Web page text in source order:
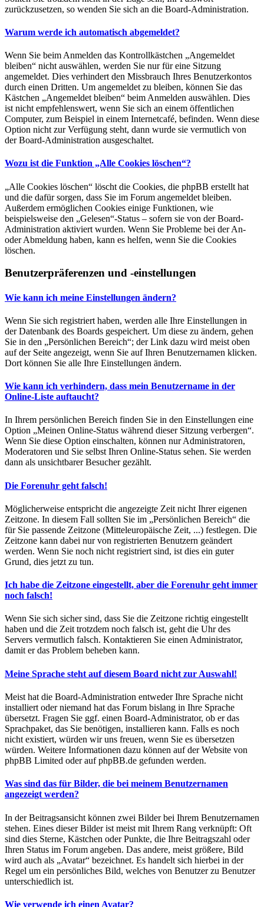
zurückzusetzen, so wenden Sie sich an die Board-Administration.
Warum werde ich automatisch abgemeldet?
Wenn Sie beim Anmelden das Kontrollkästchen „Angemeldet
bleiben“ nicht auswählen, werden Sie nur für eine Sitzung
angemeldet. Dies verhindert den Missbrauch Ihres Benutzerkontos
durch einen Dritten. Um angemeldet zu bleiben, können Sie das
Kästchen „Angemeldet bleiben“ beim Anmelden auswählen. Dies
ist nicht empfehlenswert, wenn Sie sich an einem öffentlichen
Computer, zum Beispiel in einem Internetcafé, befinden. Wenn diese
Option nicht zur Verfügung steht, dann wurde sie vermutlich von
der Board-Administration ausgeschaltet.
Wozu ist die Funktion „Alle Cookies löschen“?
„Alle Cookies löschen“ löscht die Cookies, die phpBB erstellt hat
und die dafür sorgen, dass Sie im Forum angemeldet bleiben.
Außerdem ermöglichen Cookies einige Funktionen, wie
beispielsweise den „Gelesen“-Status – sofern sie von der Board-
Administration aktiviert wurden. Wenn Sie Probleme bei der An-
oder Abmeldung haben, kann es helfen, wenn Sie die Cookies
löschen.
Benutzerpräferenzen und -einstellungen
Wie kann ich meine Einstellungen ändern?
Wenn Sie sich registriert haben, werden alle Ihre Einstellungen in
der Datenbank des Boards gespeichert. Um diese zu ändern, gehen
Sie in den „Persönlichen Bereich“; der Link dazu wird meist oben
auf der Seite angezeigt, wenn Sie auf Ihren Benutzernamen klicken.
Dort können Sie alle Ihre Einstellungen ändern.
Wie kann ich verhindern, dass mein Benutzername in der
Online-Liste auftaucht?
In Ihrem persönlichen Bereich finden Sie in den Einstellungen eine
Option „Meinen Online-Status während dieser Sitzung verbergen“.
Wenn Sie diese Option einschalten, können nur Administratoren,
Moderatoren und Sie selbst Ihren Online-Status sehen. Sie werden
dann als unsichtbarer Besucher gezählt.
Die Forenuhr geht falsch!
Möglicherweise entspricht die angezeigte Zeit nicht Ihrer eigenen
Zeitzone. In diesem Fall sollten Sie im „Persönlichen Bereich“ die
für Sie passende Zeitzone (Mitteleuropäische Zeit, ...) festlegen. Die
Zeitzone kann dabei nur von registrierten Benutzern geändert
werden. Wenn Sie noch nicht registriert sind, ist dies ein guter
Grund, dies jetzt zu tun.
Ich habe die Zeitzone eingestellt, aber die Forenuhr geht immer
noch falsch!
Wenn Sie sich sicher sind, dass Sie die Zeitzone richtig eingestellt
haben und die Zeit trotzdem noch falsch ist, geht die Uhr des
Servers vermutlich falsch. Kontaktieren Sie einen Administrator,
damit er das Problem beheben kann.
Meine Sprache steht auf diesem Board nicht zur Auswahl!
Meist hat die Board-Administration entweder Ihre Sprache nicht
installiert oder niemand hat das Forum bislang in Ihre Sprache
übersetzt. Fragen Sie ggf. einen Board-Administrator, ob er das
Sprachpaket, das Sie benötigen, installieren kann. Falls es noch
nicht existiert, würden wir uns freuen, wenn Sie es übersetzen
würden. Weitere Informationen dazu können auf der Website von
phpBB Limited oder auf phpBB.de gefunden werden.
Was sind das für Bilder, die bei meinem Benutzernamen
angezeigt werden?
In der Beitragsansicht können zwei Bilder bei Ihrem Benutzernamen
stehen. Eines dieser Bilder ist meist mit Ihrem Rang verknüpft: Oft
sind dies Sterne, Kästchen oder Punkte, die Ihre Beitragszahl oder
Ihren Status im Forum angeben. Das andere, meist größere, Bild
wird auch als „Avatar“ bezeichnet. Es handelt sich hierbei in der
Regel um ein persönliches Bild, welches von Benutzer zu Benutzer
unterschiedlich ist.
Wie verwende ich einen Avatar?